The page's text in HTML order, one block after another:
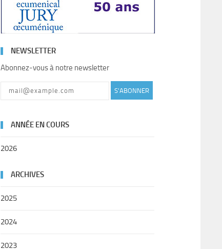
NEWSLETTER
Abonnez-vous à notre newsletter
S'ABONNER
ANNÉE EN COURS
2026
ARCHIVES
2025
2024
2023